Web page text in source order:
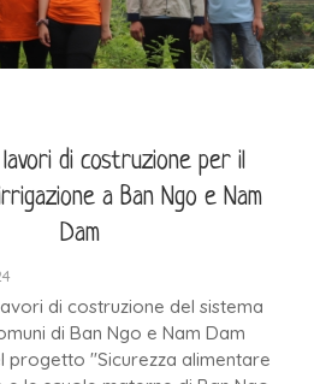
di costruzione per il
a Ban Ngo e Nam
Dam
di costruzione del sistema
di Ban Ngo e Nam Dam
progetto "Sicurezza alimentare